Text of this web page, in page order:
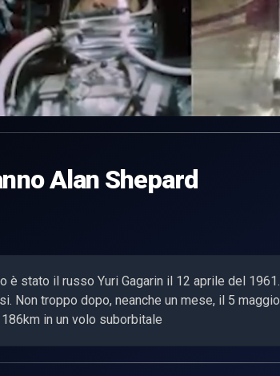
Alan Shepard
è stato il russo Yuri Gagarin il 12 aprile del
Non troppo dopo, neanche un mese, il 5
in un volo suborbitale